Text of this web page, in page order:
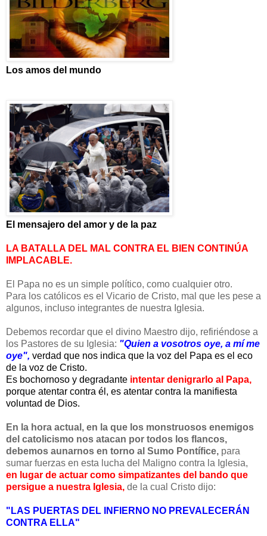
Los amos del mundo
El mensajero del amor y de la paz
LA BATALLA DEL MAL CONTRA EL BIEN CONTINÚA
IMPLACABLE.
El Papa no es un simple político, como cualquier otro.
Para los católicos es el Vicario de Cristo, mal que les pese a
algunos, incluso integrantes de nuestra Iglesia.
Debemos recordar que el divino Maestro dijo, refiriéndose a
los Pastores de su Iglesia: "Quien a vosotros oye, a mí me
oye", verdad que nos indica que la voz del Papa es el eco
de la voz de Cristo.
Es bochornoso y degradante intentar denigrarlo al Papa,
porque atentar contra él, es atentar contra la manifiesta
voluntad de Dios.
En la hora actual, en la que los monstruosos enemigos
del catolicismo nos atacan por todos los flancos,
debemos aunarnos en torno al Sumo Pontífice, para
sumar fuerzas en esta lucha del Maligno contra la Iglesia,
en lugar de actuar como simpatizantes del bando que
persigue a nuestra Iglesia, de la cual Cristo dijo:
"LAS PUERTAS DEL INFIERNO NO PREVALECERÁN
CONTRA ELLA"